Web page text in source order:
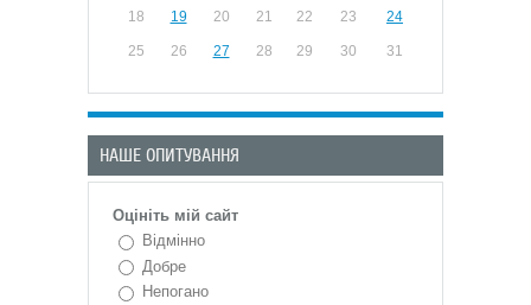
18 19 20 21 22 23 24
25 26 27 28 29 30 31
НАШЕ ОПИТУВАННЯ
Оцініть мій сайт
Відмінно
Добре
Непогано